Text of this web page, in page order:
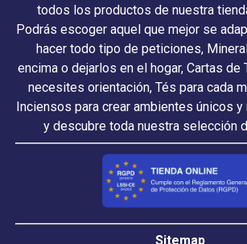
todos los productos de nuestra
Podrás escoger aquel que mejor se
hacer todo tipo de peticiones,
encima o dejarlos en el hogar, Cartas de
necesites orientación, Tés para cada
Inciensos para crear ambientes únicos y
y descubre toda nuestra selección
Sitemap